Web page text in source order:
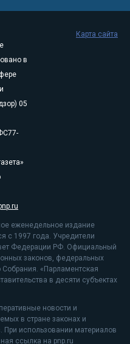
в
05
еженедельное издание
с 1997 года. Учредители
Федерации РФ. Официальный
законов, федеральных
«Парламентская
в десяти субъектах
новости и
в стране законах и
При использовании материалов
ссылка на pnp.ru
Карта сайта